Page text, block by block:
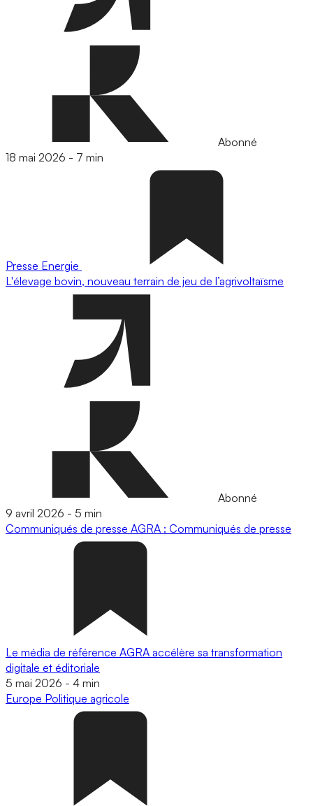
Abonné
18 mai 2026 - 7 min
Presse Energie
L'élevage bovin, nouveau terrain de jeu de l’agrivoltaïsme
Abonné
9 avril 2026 - 5 min
Communiqués de presse AGRA : Communiqués de presse
Le média de référence AGRA accélère sa transformation
digitale et éditoriale
5 mai 2026 - 4 min
Europe Politique agricole